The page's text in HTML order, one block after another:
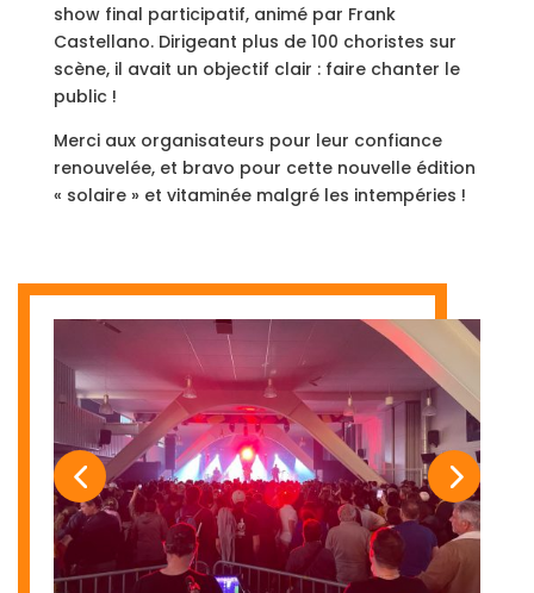
show final participatif, animé par Frank
Castellano. Dirigeant plus de 100 choristes sur
scène, il avait un objectif clair : faire chanter le
public !
Merci aux organisateurs pour leur confiance
renouvelée, et bravo pour cette nouvelle édition
« solaire » et vitaminée malgré les intempéries !